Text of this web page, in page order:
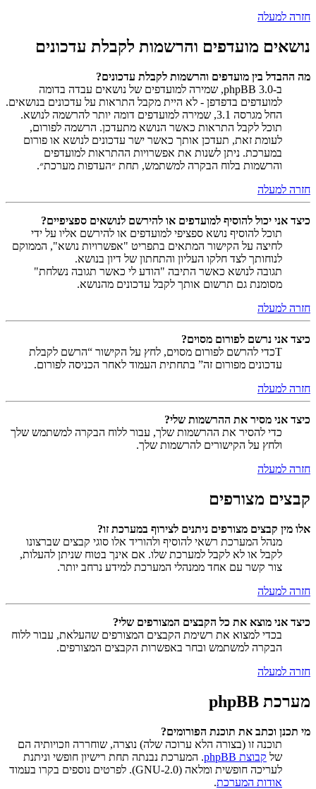
חזרה למעלה
נושאים מועדפים והרשמות לקבלת עדכונים
מה ההבדל בין מועדפים והרשמות לקבלת עדכונים?
ב-phpBB 3.0, שמירה למועדפים של נושאים עבדה בדומה
למועדפים בדפדפן - לא היית מקבל התראות על עדכונים בנושאים.
החל מגרסה 3.1, שמירה למועדפים דומה יותר להרשמה לנושא.
תוכל לקבל התראות כאשר הנושא מתעדכן. הרשמה לפורום,
לעומת זאת, תעדכן אותך כאשר ישר עדכונים לנושא או פורום
במערכת. ניתן לשנות את אפשרויות ההתראות למועדפים
והרשמות בלוח הבקרה למשתמש, תחת ״העדפות מערכת״.
חזרה למעלה
כיצד אני יכול להוסיף למועדפים או להירשם לנושאים ספציפיים?
תוכל להוסיף נושא ספציפי למועדפים או להירשם אליו על ידי
לחיצה על הקישור המתאים בתפריט "אפשרויות נושא", הממוקם
לנוחותך לצד חלקו העליון והתחתון של דיון בנושא.
תגובה לנושא כאשר התיבה "הודע לי כאשר תגובה נשלחת"
מסומנת גם תרשום אותך לקבל עדכונים מהנושא.
חזרה למעלה
כיצד אני נרשם לפורום מסוים?
Tכדי להרשם לפורום מסוים, לחץ על הקישור “הרשם לקבלת
עדכונים מפורום זה” בתחתית העמוד לאחר הכניסה לפורום.
חזרה למעלה
כיצד אני מסיר את ההרשמות שלי?
כדי להסיר את ההרשמות שלך, עבור ללוח הבקרה למשתמש שלך
ולחץ על הקישורים להרשמות שלך.
חזרה למעלה
קבצים מצורפים
אלו מין קבצים מצורפים ניתנים לצירוף במערכת זו?
מנהל המערכת רשאי להוסיף ולהוריד אלו סוגי קבצים שברצונו
לקבל או לא לקבל למערכת שלו. אם אינך בטוח שניתן להעלות,
צור קשר עם אחד ממנהלי המערכת למידע נרחב יותר.
חזרה למעלה
כיצד אני מוצא את כל הקבצים המצורפים שלי?
בכדי למצוא את רשימת הקבצים המצורפים שהעלאת, עבור ללוח
הבקרה למשתמש ובחר באפשרות הקבצים המצורפים.
חזרה למעלה
מערכת phpBB
מי תכנן וכתב את תוכנת הפורומים?
תוכנה זו (בצורה הלא ערוכה שלה) נוצרה, שוחררה וזכויותיה הם
של קבוצת phpBB
. המערכת נבנתה תחת רישיון חופשי וניתנת
לעריכה חופשית ומלאה (GNU-2.0). לפרטים נוספים בקרו בעמוד
אודות המערכת.